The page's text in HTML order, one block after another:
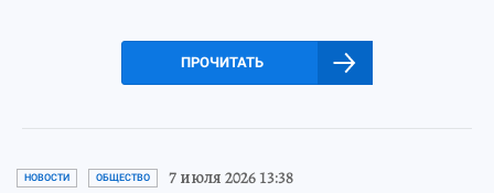
ПРОЧИТАТЬ
НОВОСТИ ОБЩЕСТВО 7 июля 2026 13:38